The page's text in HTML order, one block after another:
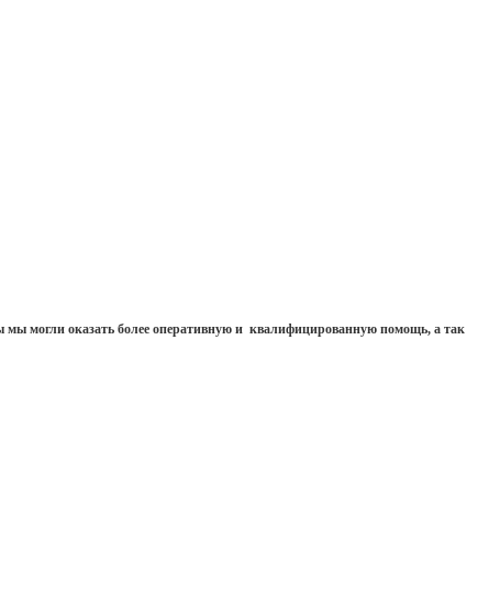
мы могли оказать более оперативную и квалифицированную помощь, а так